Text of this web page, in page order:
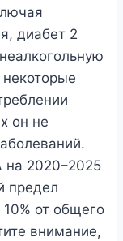
диабет 2
он не
на 2020–2025
предел
от общего
внимание,